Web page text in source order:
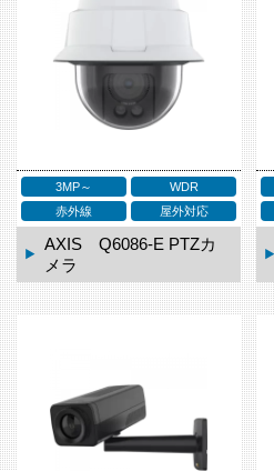
3MP～
WDR
赤外線
屋外対応
AXIS Q6086-E PTZカ
メラ